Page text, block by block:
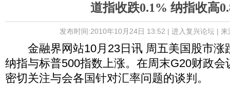
道指收跌0.1% 纳指收高
发布时间:2010年10月24日 13:52 | 进入复兴论坛| 来
金融界网站10月23日讯 周五美国股市涨
纳指与标普500指数上涨。在周末G20财政
密切关注与会各国针对汇率问题的谈判。